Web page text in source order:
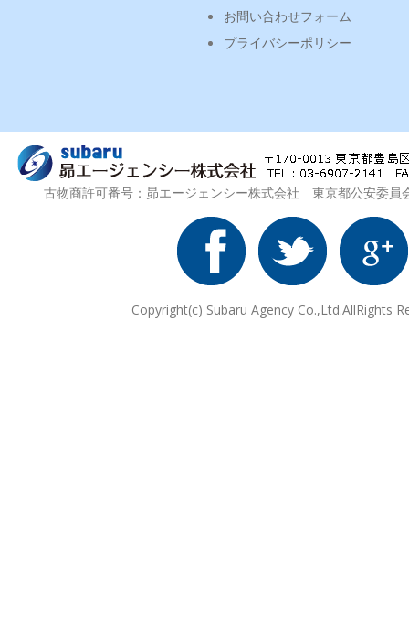
お問い合わせフォーム
プライバシーポリシー
古物商許可番号：昴エージェンシー株式会社 東京都公安委
Copyright(c) Subaru Agency Co.,Ltd.AllRights